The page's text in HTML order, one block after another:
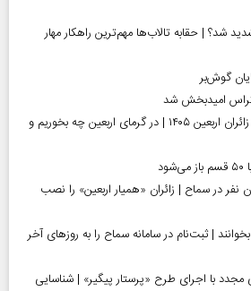
شد؟ | حقابه تالاب‌ها مهم‌ترین راهکار مهار
گوش‌بر
امیدبخش شد
توصیه‌های تغذیه‌ای برای زائران اربعین ۱۴۰۵ | در گرمای اربعین چه بخوریم و
در سماح | زائران «همیار اربعین» را نصب
متقاضیان ارز اربعین ۱۴۰۵ بخوانند | ثبت‌نام در سامانه سماح را به روز‌های آخر
مجدد با اجرای طرح «پرستار پیگیر» | شناسایی